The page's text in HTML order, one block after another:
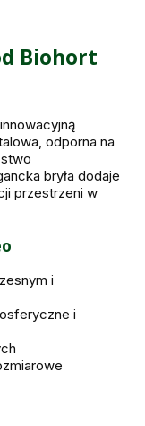
Biohort
odporna na
bryła dodaje
przestrzeni w
i
i